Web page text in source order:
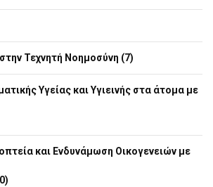
Τεχνητή Νοημοσύνη (7)
Υγείας και Υγιεινής στα άτομα με
και Ενδυνάμωση Οικογενειών με